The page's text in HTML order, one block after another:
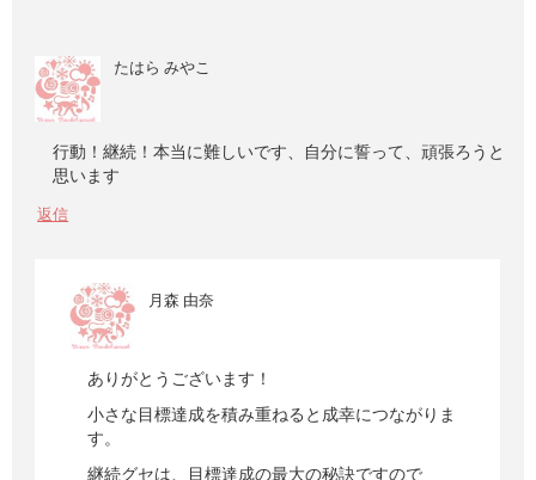
たはら みやこ
行動！継続！本当に難しいです、自分に誓って、頑張ろうと
思います
返信
月森 由奈
ありがとうございます！
小さな目標達成を積み重ねると成幸につながりま
す。
継続グセは、目標達成の最大の秘訣ですので